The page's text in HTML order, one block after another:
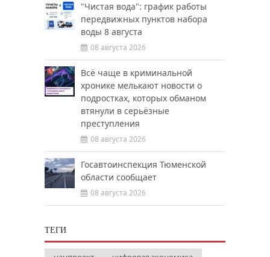
"Чистая вода": график работы
передвижных пунктов набора
воды 8 августа
08 августа 2026
Всё чаще в криминальной
хронике мелькают новости о
подростках, которых обманом
втянули в серьёзные
преступления
08 августа 2026
Госавтоинспекция Тюменской
области сообщает
08 августа 2026
ТЕГИ